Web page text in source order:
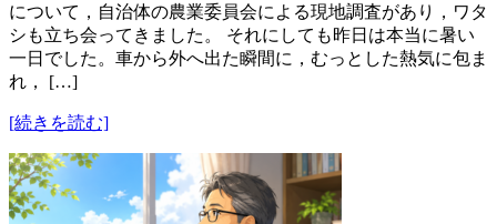
について，自治体の農業委員会による現地調査があり，ワタ
シも立ち会ってきました。 それにしても昨日は本当に暑い
一日でした。車から外へ出た瞬間に，むっとした熱気に包ま
れ， […]
[続きを読む]